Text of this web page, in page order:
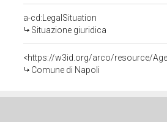
a-cd:LegalSituation
Situazione giuridica
<https://w3id.org/arco/resource/
Comune di Napoli